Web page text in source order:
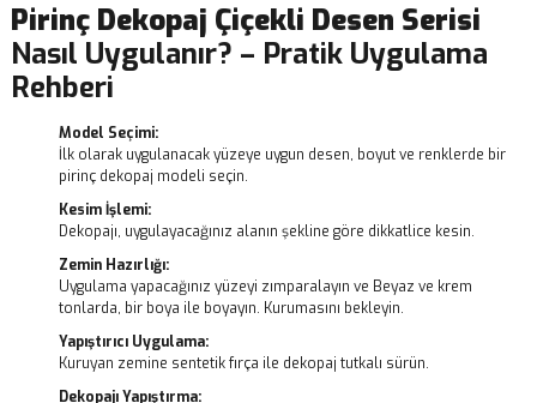
Pirinç Dekopaj Çiçekli Desen Serisi
Nasıl Uygulanır? – Pratik Uygulama
Rehberi
Model Seçimi:
İlk olarak uygulanacak yüzeye uygun desen, boyut ve renklerde bir
pirinç dekopaj modeli seçin.
Kesim İşlemi:
Dekopajı, uygulayacağınız alanın şekline göre dikkatlice kesin.
Zemin Hazırlığı:
Uygulama yapacağınız yüzeyi zımparalayın ve Beyaz ve krem
tonlarda, bir boya ile boyayın. Kurumasını bekleyin.
Yapıştırıcı Uygulama:
Kuruyan zemine sentetik fırça ile dekopaj tutkalı sürün.
Dekopajı Yapıştırma: